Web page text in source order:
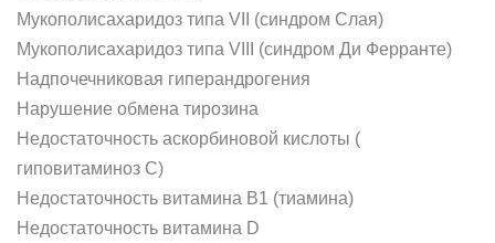
Мукополисахаридоз типа VII (синдром Слая)
Мукополисахаридоз типа VIII (синдром Ди Ферранте)
Надпочечниковая гиперандрогения
Нарушение обмена тирозина
Недостаточность аскорбиновой кислоты (
гиповитаминоз С)
Недостаточность витамина B1 (тиамина)
Недостаточность витамина D